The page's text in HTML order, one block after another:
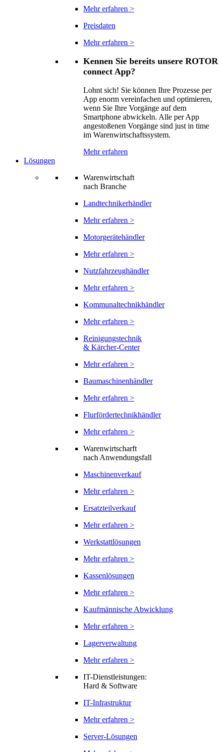
Mehr erfahren >
Preisdaten
Mehr erfahren >
Kennen Sie bereits unsere ROTOR
connect App?
Lohnt sich! Sie können Ihre Prozesse per
App enorm vereinfachen und optimieren,
wenn Sie Ihre Vorgänge auf dem
Smartphone abwickeln. Alle per App
angestoßenen Vorgänge sind just in time
im Warenwirtschaftssystem.
Mehr erfahren
Lösungen
Warenwirtschaft
nach Branche
Landtechnikerhändler
Mehr erfahren >
Motorgerätehändler
Mehr erfahren >
Nutzfahrzeughändler
Mehr erfahren >
Kommunaltechnikhändler
Mehr erfahren >
Reinigungstechnik
& Kärcher-Center
Mehr erfahren >
Baumaschinenhändler
Mehr erfahren >
Flurfördertechnikhändler
Mehr erfahren >
Warenwirtscharft
nach Anwendungsfall
Maschinenverkauf
Mehr erfahren >
Ersatzteilverkauf
Mehr erfahren >
Werkstattlösungen
Mehr erfahren >
Kassenlösungen
Mehr erfahren >
Kaufmännische Abwicklung
Mehr erfahren >
Lagerverwaltung
Mehr erfahren >
IT-Dienstleistungen:
Hard & Software
IT-Infrastruktur
Mehr erfahren >
Server-Lösungen